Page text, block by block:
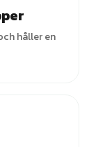
håller en